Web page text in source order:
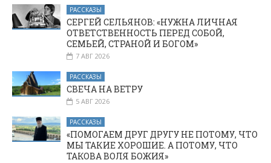
РАССКАЗЫ
СЕРГЕЙ СЕЛЬЯНОВ: «НУЖНА ЛИЧНАЯ
ОТВЕТСТВЕННОСТЬ ПЕРЕД СОБОЙ,
СЕМЬЕЙ, СТРАНОЙ И БОГОМ»
7 АВГ 2026
РАССКАЗЫ
СВЕЧА НА ВЕТРУ
5 АВГ 2026
РАССКАЗЫ
«ПОМОГАЕМ ДРУГ ДРУГУ НЕ ПОТОМУ, ЧТО
МЫ ТАКИЕ ХОРОШИЕ. А ПОТОМУ, ЧТО
ТАКОВА ВОЛЯ БОЖИЯ»